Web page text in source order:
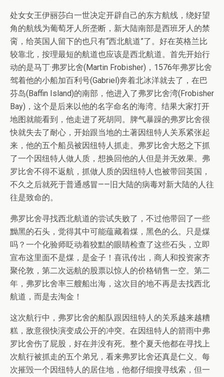
处女女王伊丽莎白一世决定开辟自己的东方航线，绕好望
角的航线为葡萄牙人所垄断，新大陆南部是西班牙人的禁
脔，给英国人留下的也只有“西北航道”了。好在英格兰比
较靠北，按理最短的航道也应该是西北航道。首先开始行
动的是马丁·弗罗比舍(Martin Frobisher)，1576年弗罗比舍
驾着他的小船加百利号(Gabriel)奔着北冰洋就去了，在巴
芬岛(Baffin Island)的南部，他进入了弗罗比舍湾(Frobisher
Bay)，这个是后来以他的名字命名的海湾。结果大家打开
地图就能看到，他走进了死胡同。脾气暴躁的弗罗比舍很
快就失去了耐心，开始跟当地的土著因纽特人关系紧张起
来，他的五个船员被因纽特人抓走。弗罗比舍大怒之下抓
了一个因纽特人做人质，想换回他的人但是并无效果。弗
罗比舍不得不返航，抓做人质的因纽特人也被带回英国，
不久之后就死于普通感冒——旧大陆的病毒对新大陆的人往
往是致命的。
弗罗比舍寻找西北航道的尝试失败了，不过他带回了一些
黝黑的石头，觉得其中可能蕴藏着煤，黑色的么。只是煤
吗？一个化验师眨动着狡黠的眼睛检查了这些石头，立即
宣布这里面不是煤，是金子！喜讯传出，商人和投资家齐
聚伦敦，第二次远航的股票以惊人的价格销售一空。第二
年，弗罗比舍率三艘船出海，这次目的地不再是去找西北
航道，而是去淘金！
这次航行中，弗罗比舍的船队跟因纽特人的关系越来越糟
糕，敌意很快演变成公开的冲突。在因纽特人的箭雨中弗
罗比舍伤了屁股，好在并没有死。整个夏天他都在寻找上
次航行被抓走的五个弟兄，看来弗罗比舍还真是仁义。每
次摧毁一个因纽特人的居住地，他都仔细搜寻线索，但一